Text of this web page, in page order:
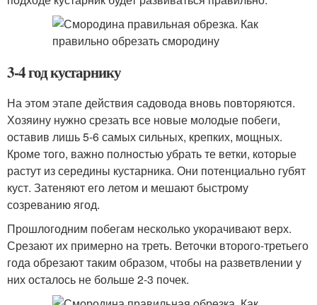
3-4 год кустарнику
На этом этапе действия садовода вновь повторяются.
Хозяину нужно срезать все новые молодые побеги,
оставив лишь 5-6 самых сильных, крепких, мощных.
Кроме того, важно полностью убрать те ветки, которые
растут из середины кустарника. Они потенциально губят
куст. Затеняют его летом и мешают быстрому
созреванию ягод.
Прошлогодним побегам несколько укорачивают верх.
Срезают их примерно на треть. Веточки второго-третьего
года обрезают таким образом, чтобы на разветвлении у
них осталось не больше 2-3 почек.